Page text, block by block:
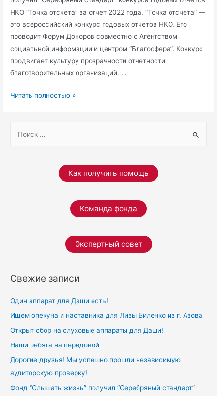
НКО “Точка отсчета” за отчет 2022 года. “Точка отсчета” —
это всероссийский конкурс годовых отчетов НКО. Его
проводит Форум Доноров совместно с Агентством
социальной информации и центром “Благосфера”. Конкурс
продвигает культуру прозрачности отчетности
благотворительных организаций. …
Фонд
получил
Читать полностью »
Как получить помощь
Команда фонда
Экспертный совет
Свежие записи
Один аппарат для Даши есть!
Ищем опекуна и наставника для Лизы Биленко из г. Азова
Открыт сбор на слуховые аппараты для Даши!
Наши ребята на передовой
Дорогие друзья! Мы успешно прошли независимую
аудиторскую проверку!
Фонд “Слышать жизнь” получил “Серебряный стандарт”